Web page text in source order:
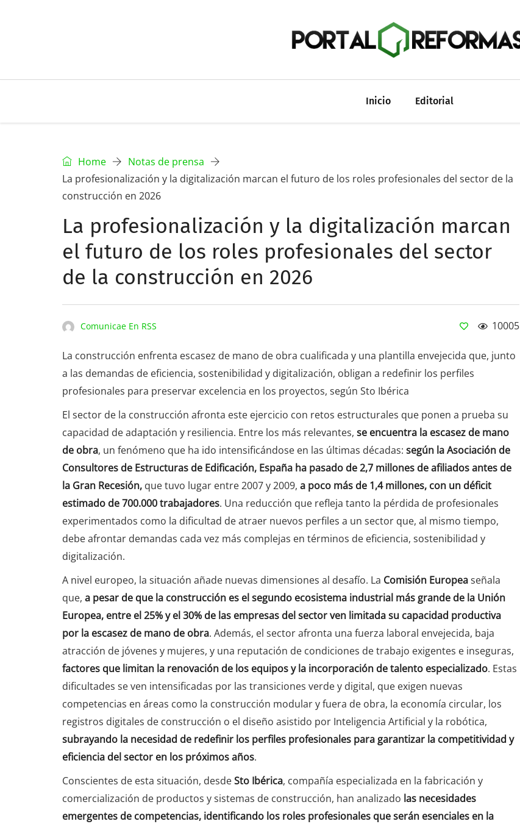
Inicio Editorial
Home
Notas de prensa
La profesionalización y la digitalización marcan el futuro de los roles profesionales del sector de la
construcción en 2026
La profesionalización y la digitalización marcan
el futuro de los roles profesionales del sector
de la construcción en 2026
Comunicae En RSS 10005
La construcción enfrenta escasez de mano de obra cualificada y una plantilla envejecida que, junto
a las demandas de eficiencia, sostenibilidad y digitalización, obligan a redefinir los perfiles
profesionales para preservar excelencia en los proyectos, según Sto Ibérica
El sector de la construcción afronta este ejercicio con retos estructurales que ponen a prueba su
capacidad de adaptación y resiliencia. Entre los más relevantes, se encuentra la escasez de mano
de obra, un fenómeno que ha ido intensificándose en las últimas décadas: según la Asociación de
Consultores de Estructuras de Edificación, España ha pasado de 2,7 millones de afiliados antes de
la Gran Recesión, que tuvo lugar entre 2007 y 2009, a poco más de 1,4 millones, con un déficit
estimado de 700.000 trabajadores. Una reducción que refleja tanto la pérdida de profesionales
experimentados como la dificultad de atraer nuevos perfiles a un sector que, al mismo tiempo,
debe afrontar demandas cada vez más complejas en términos de eficiencia, sostenibilidad y
digitalización.
A nivel europeo, la situación añade nuevas dimensiones al desafío. La Comisión Europeaseñala
que, a pesar de que la construcción es el segundo ecosistema industrial más grande de la Unión
Europea, entre el 25% y el 30% de las empresas del sector ven limitada su capacidad productiva
por la escasez de mano de obra. Además, el sector afronta una fuerza laboral envejecida, baja
atracción de jóvenes y mujeres, y una reputación de condiciones de trabajo exigentes e inseguras,
factores que limitan la renovación de los equipos y la incorporación de talento especializado. Estas
dificultades se ven intensificadas por las transiciones verde y digital, que exigen nuevas
competencias en áreas como la construcción modular y fuera de obra, la economía circular, los
registros digitales de construcción o el diseño asistido por Inteligencia Artificial y la robótica,
subrayando la necesidad de redefinir los perfiles profesionales para garantizar la competitividad y
eficiencia del sector en los próximos años.
Conscientes de esta situación, desdeSto Ibérica, compañía especializada en la fabricación y
comercialización de productos y sistemas de construcción, han analizado las necesidades
emergentes de competencias, identificando los roles profesionales que serán esenciales en la